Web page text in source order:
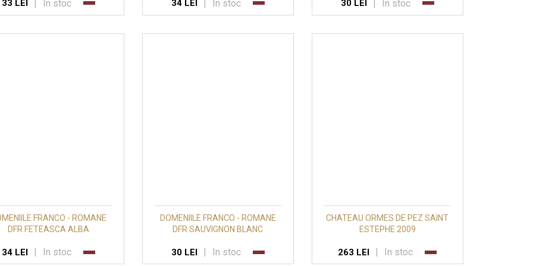
33 LEI | In stoc 34 LEI | In stoc 30 LEI | In stoc
FRANCO - ROMANE
DFR FETEASCA ALBA
34 LEI | In stoc
DOMENIILE FRANCO - ROMANE
DFR SAUVIGNON BLANC
30 LEI | In stoc
CHATEAU ORMES DE PEZ SAINT
ESTEPHE 2009
263 LEI | In stoc